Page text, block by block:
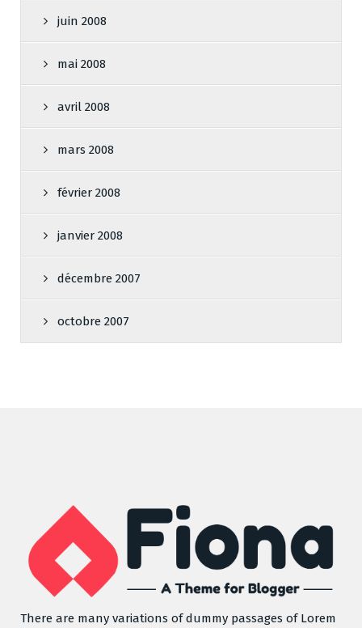
juin 2008
mai 2008
avril 2008
mars 2008
février 2008
janvier 2008
décembre 2007
octobre 2007
There are many variations of dummy passages of Lorem